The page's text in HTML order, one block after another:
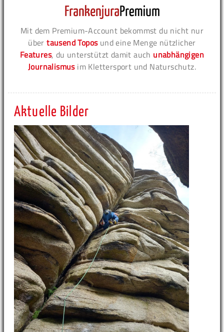
Mit dem Premium-Account bekommst du nicht nur
übertausend Toposund eine Menge nützlicher
Features, du unterstützt damit auch unabhängigen
Journalismusim Klettersport und Naturschutz.
Aktuelle Bilder